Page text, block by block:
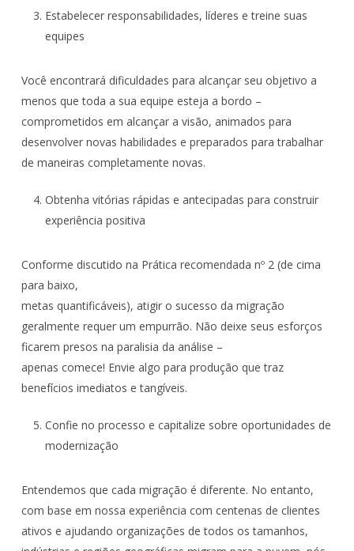
Estabelecer responsabilidades, líderes e treine suas
equipes
Você encontrará dificuldades para alcançar seu objetivo a
menos que toda a sua equipe esteja a bordo –
comprometidos em alcançar a visão, animados para
desenvolver novas habilidades e preparados para trabalhar
de maneiras completamente novas.
Obtenha vitórias rápidas e antecipadas para construir
experiência positiva
Conforme discutido na Prática recomendada nº 2 (de cima
para baixo,
metas quantificáveis), atigir o sucesso da migração
geralmente requer um empurrão. Não deixe seus esforços
ficarem presos na paralisia da análise –
apenas comece! Envie algo para produção que traz
benefícios imediatos e tangíveis.
Confie no processo e capitalize sobre oportunidades de
modernização
Entendemos que cada migração é diferente. No entanto,
com base em nossa experiência com centenas de clientes
ativos e ajudando organizações de todos os tamanhos,